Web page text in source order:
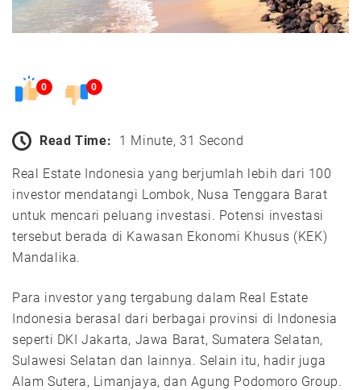
0 0
Read Time: 1 Minute, 31 Second
Real Estate Indonesia yang berjumlah lebih dari 100
investor mendatangi Lombok, Nusa Tenggara Barat
untuk mencari peluang investasi. Potensi investasi
tersebut berada di Kawasan Ekonomi Khusus (KEK)
Mandalika.
Para investor yang tergabung dalam Real Estate
Indonesia berasal dari berbagai provinsi di Indonesia
seperti DKI Jakarta, Jawa Barat, Sumatera Selatan,
Sulawesi Selatan dan lainnya. Selain itu, hadir juga
Alam Sutera, Limanjaya, dan Agung Podomoro Group.